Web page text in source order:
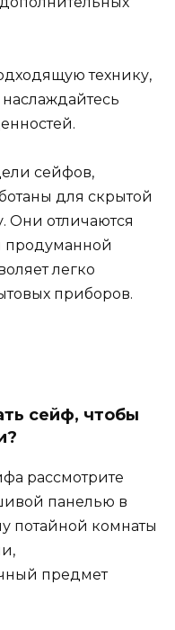
технику,
сейфов,
для скрытой
Они отличаются
продуманной
легко
приборов.
сейф, чтобы
рассмотрите
панелью в
потайной комнаты
предмет